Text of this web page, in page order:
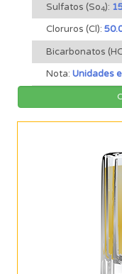
Sulfatos (So4):
Cloruros (Cl):
Bicarbonatos
Nota: Unidades